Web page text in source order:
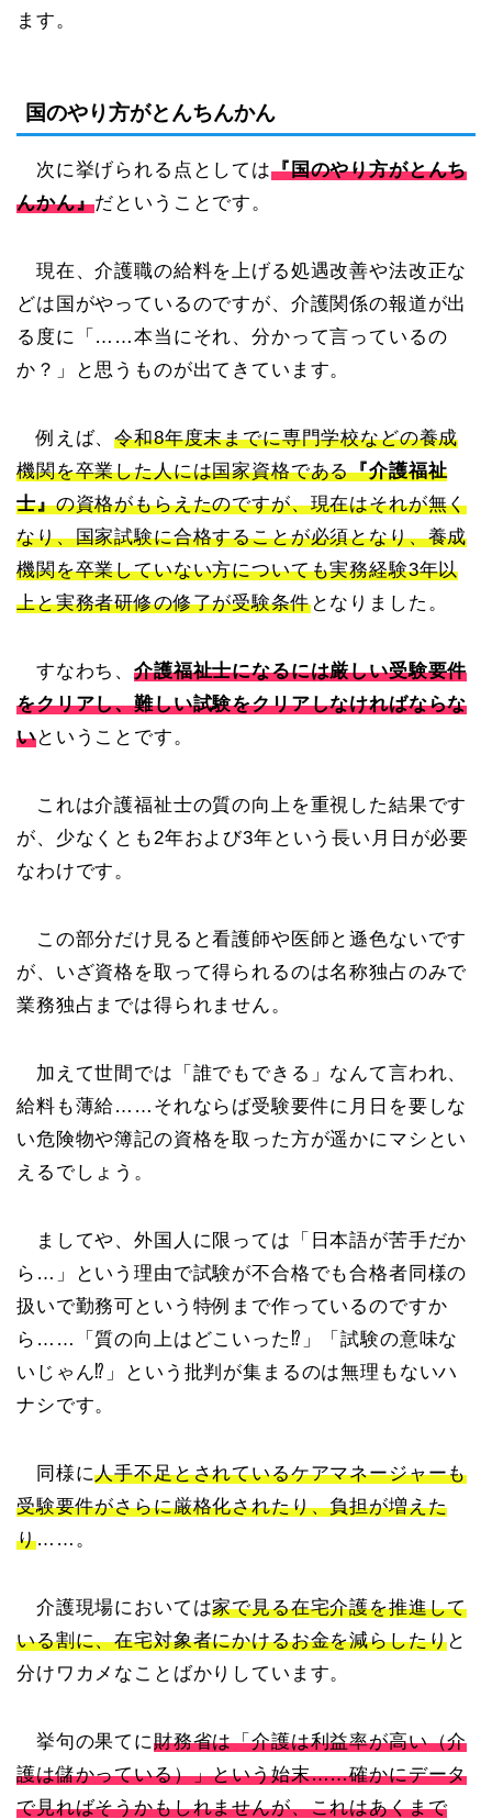
ます。
国のやり方がとんちんかん
次に挙げられる点としては『国のやり方がとんち
んかん』だということです。
現在、介護職の給料を上げる処遇改善や法改正な
どは国がやっているのですが、介護関係の報道が出
る度に「……本当にそれ、分かって言っているの
か？」と思うものが出てきています。
例えば、令和8年度末までに専門学校などの養成
機関を卒業した人には国家資格である『介護福祉
士』の資格がもらえたのですが、現在はそれが無く
なり、国家試験に合格することが必須となり、養成
機関を卒業していない方についても実務経験3年以
上と実務者研修の修了が受験条件となりました。
すなわち、介護福祉士になるには厳しい受験要件
をクリアし、難しい試験をクリアしなければならな
いということです。
これは介護福祉士の質の向上を重視した結果です
が、少なくとも2年および3年という長い月日が必要
なわけです。
この部分だけ見ると看護師や医師と遜色ないです
が、いざ資格を取って得られるのは名称独占のみで
業務独占までは得られません。
加えて世間では「誰でもできる」なんて言われ、
給料も薄給……それならば受験要件に月日を要しな
い危険物や簿記の資格を取った方が遥かにマシとい
えるでしょう。
ましてや、外国人に限っては「日本語が苦手だか
ら…」という理由で試験が不合格でも合格者同様の
扱いで勤務可という特例まで作っているのですか
ら……「質の向上はどこいった⁉」「試験の意味な
いじゃん⁉」という批判が集まるのは無理もないハ
ナシです。
同様に人手不足とされているケアマネージャーも
受験要件がさらに厳格化されたり、負担が増えた
り……。
介護現場においては家で見る在宅介護を推進して
いる割に、在宅対象者にかけるお金を減らしたりと
分けワカメなことばかりしています。
挙句の果てに財務省は「介護は利益率が高い（介
護は儲かっている）」という始末……確かにデータ
で見ればそうかもしれませんが、これはあくまで